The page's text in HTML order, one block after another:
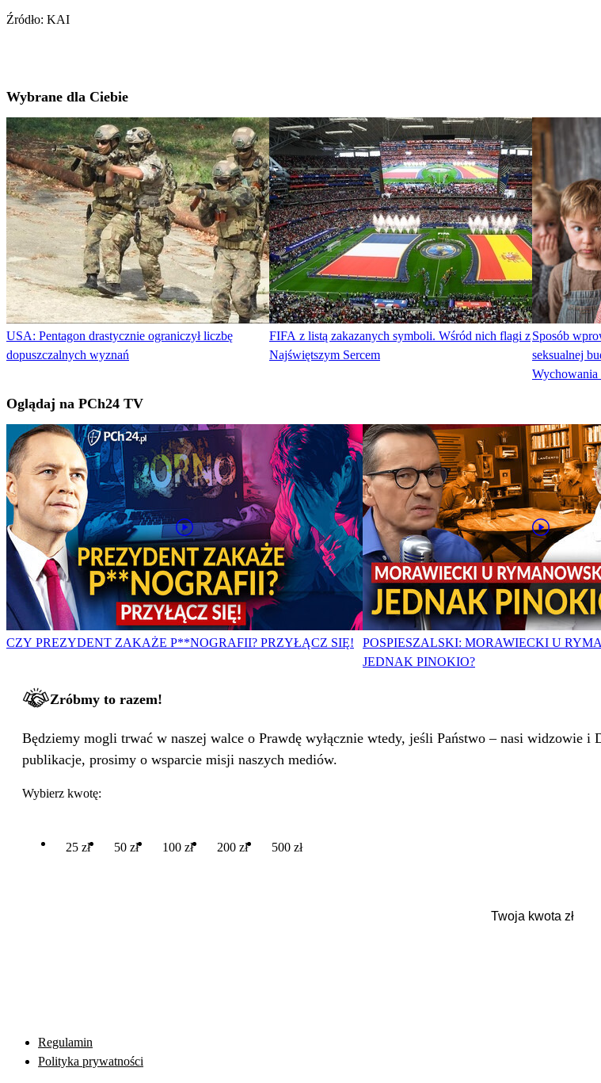
Źródło: KAI
Wybrane dla Ciebie
USA: Pentagon drastycznie ograniczył liczbę
dopuszczalnych wyznań
FIFA z listą zakazanych symboli. Wśród nich flagi z
Najświętszym Sercem
Sposób
seksualnej
Oglądaj na PCh24 TV
CZY PREZYDENT ZAKAŻE P**NOGRAFII? PRZYŁĄCZ SIĘ!
POSPIESZALSKI: MORAWIECKI U
JEDNAK PINOKIO?
Zróbmy to razem!
Będziemy mogli trwać w naszej walce o Prawdę wyłącznie wtedy, jeśli Państwo – nasi widzowie i
publikacje, prosimy o wsparcie misji naszych mediów.
Wybierz kwotę:
25 zł 50 zł 100 zł 200 zł 500 zł
Regulamin
Polityka prywatności